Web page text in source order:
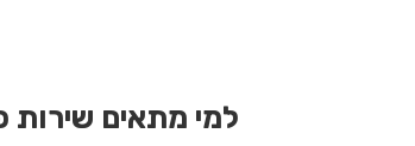
למי מתאים שירות